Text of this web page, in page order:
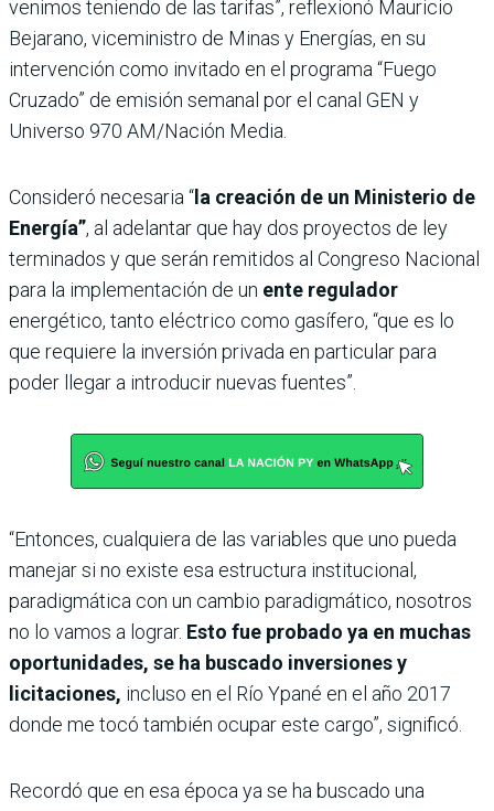
venimos teniendo de las tarifas”, reflexionó Mauricio
Bejarano, viceministro de Minas y Energías, en su
intervención como invitado en el programa “Fuego
Cruzado” de emisión semanal por el canal GEN y
Universo 970 AM/Nación Media.
Consideró necesaria “la creación de un Ministerio de
Energía”, al adelantar que hay dos proyectos de ley
terminados y que serán remitidos al Congreso Nacional
para la implementación de un ente regulador
energético, tanto eléctrico como gasífero, “que es lo
que requiere la inversión privada en particular para
poder llegar a introducir nuevas fuentes”.
“Entonces, cualquiera de las variables que uno pueda
manejar si no existe esa estructura institucional,
paradigmática con un cambio paradigmático, nosotros
no lo vamos a lograr. Esto fue probado ya en muchas
oportunidades, se ha buscado inversiones y
licitaciones, incluso en el Río Ypané en el año 2017
donde me tocó también ocupar este cargo”, significó.
Recordó que en esa época ya se ha buscado una